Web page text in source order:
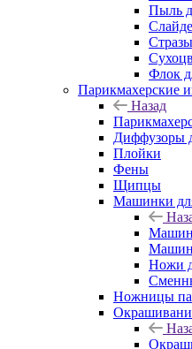
Пыль
Флок
Парикмахерские
Назад
Диффузоры
Плойки
Фены
Щипцы
Машинки
Ножи
Ножницы